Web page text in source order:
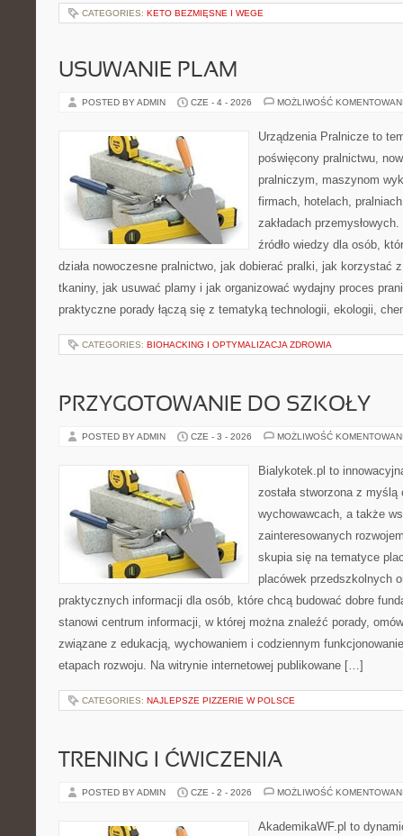
CATEGORIES: KETO BEZMIĘSNE I WEGE
USUWANIE PLAM
POSTED BY ADMIN CZE - 4 - 2026 MOŻLIWOŚĆ
Urządzenia Pralnicze to
poświęcony pralnictwu,
pralniczym, maszynom
firmach, hotelach,
zakładach
źródło wiedzy dla osób,
działa nowoczesne pralnictwo, jak dobierać pralki, jak korzystać
tkaniny, jak usuwać plamy i jak organizować wydajny proces
praktyczne porady łączą się z tematyką technologii, ekologii,
CATEGORIES: BIOHACKING I OPTYMALIZACJA ZDROWIA
PRZYGOTOWANIE DO SZKOŁY
POSTED BY ADMIN CZE - 3 - 2026 MOŻLIWOŚĆ
Bialykotek.pl to
została stworzona z myślą
wychowawcach, a także
zainteresowanych
skupia się na tematyce
placówek przedszkolnych
praktycznych informacji dla osób, które chcą budować dobre
stanowi centrum informacji, w której można znaleźć porady,
związane z edukacją, wychowaniem i codziennym
etapach rozwoju. Na witrynie internetowej publikowane […]
CATEGORIES: NAJLEPSZE PIZZERIE W POLSCE
TRENING I ĆWICZENIA
POSTED BY ADMIN CZE - 2 - 2026 MOŻLIWOŚĆ
AkademikaWF.pl to